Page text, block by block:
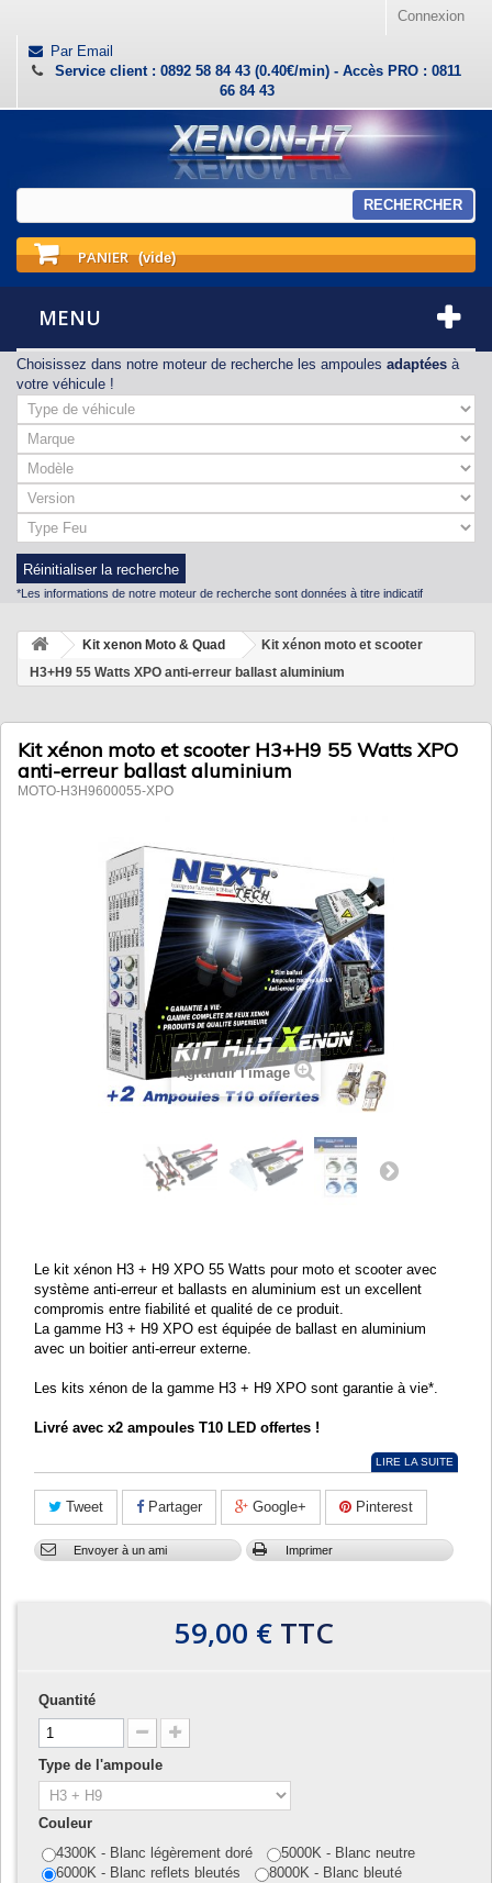
Connexion
Par Email
Service client : 0892 58 84 43 (0.40€/min) - Accès PRO : 0811
66 84 43
RECHERCHER
PANIER (vide)
MENU
Choisissez dans notre moteur de recherche les ampoules adaptées à
votre véhicule !
Réinitialiser la recherche
*Les informations de notre moteur de recherche sont données à titre indicatif
Kit xenon Moto & Quad
Kit xénon moto et scooter
H3+H9 55 Watts XPO anti-erreur ballast aluminium
Kit xénon moto et scooter H3+H9 55 Watts XPO
anti-erreur ballast aluminium
MOTO-H3H9600055-XPO
Agrandir l'image
Le kit xénon H3 + H9 XPO 55 Watts pour moto et scooter avec
système anti-erreur et ballasts en aluminium est un excellent
compromis entre fiabilité et qualité de ce produit.
La gamme H3 + H9 XPO est équipée de ballast en aluminium
avec un boitier anti-erreur externe.
Les kits xénon de la gamme H3 + H9 XPO sont garantie à vie*.
Livré avec x2 ampoules T10 LED offertes !
LIRE LA SUITE
Tweet Partager Google+ Pinterest
Envoyer à un ami Imprimer
59,00 € TTC
Quantité
Type de l'ampoule
Couleur
4300K - Blanc légèrement doré
5000K - Blanc neutre
6000K - Blanc reflets bleutés
8000K - Blanc bleuté